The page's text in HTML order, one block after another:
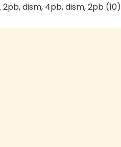
. 2pb, dism, 4pb, dism, 2pb (10)